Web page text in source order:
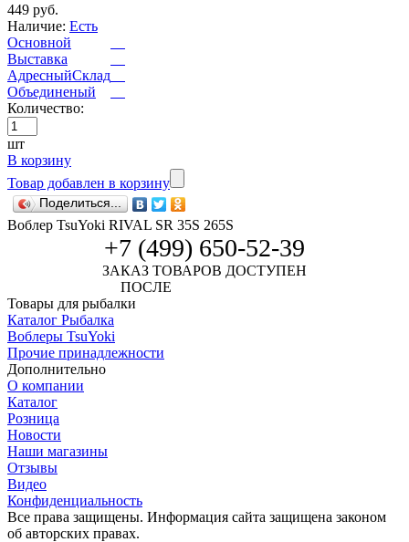
449 руб.
Наличие: Есть
Основной
Выставка
АдресныйСклад
Объединеный
Количество:
шт
В корзину
Товар добавлен в корзину
Поделиться...
Воблер TsuYoki RIVAL SR 35S 265S
+7 (499) 650-52-39
ЗАКАЗ ТОВАРОВ ДОСТУПЕН
ПОСЛЕ
Товары для рыбалки
Каталог Рыбалка
Воблеры TsuYoki
Прочие принадлежности
Дополнительно
О компании
Каталог
Розница
Новости
Наши магазины
Отзывы
Видео
Конфиденциальность
Все права защищены. Информация сайта защищена законом
об авторских правах.